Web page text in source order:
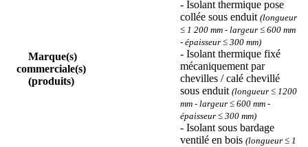
Marque(s)
commerciale(s)
(produits)
- Isolant thermique pose
collée sous enduit (longueur
≤ 1 200 mm - largeur ≤ 600 mm
- épaisseur ≤ 300 mm)
- Isolant thermique fixé
mécaniquement par
chevilles / calé chevillé
sous enduit (longueur ≤ 1200
mm - largeur ≤ 600 mm -
épaisseur ≤ 300 mm)
- Isolant sous bardage
ventilé en bois (longueur ≤ 1